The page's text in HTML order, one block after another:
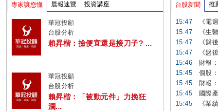
專家讓您懂 晨報速覽 投資講座
華冠投顧
台股分析
賴昇楷：撿便宜還是接刀子? ...
華冠投顧
台股分析
賴昇楷：「被動元件」力挽狂
瀾...
台股新聞 推
15:47
《電
15:47
《生
15:47
《盤
15:47
《盤
15:46
財報
15:45
個股
15:45
財報
15:45
國際
15:45
《業